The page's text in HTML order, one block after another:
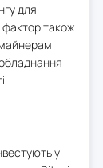
для
фактор також
майнерам
у